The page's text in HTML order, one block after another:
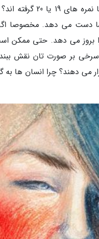
متوجه شوید که
می دهد. مخصوصا اگر
بروز می دهد. حتی ممکن
بر صورت تان نقش
می دهند؟ چرا انسان ها